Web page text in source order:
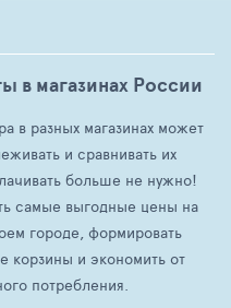
в магазинах России
в разных магазинах может
и сравнивать их
больше не нужно!
самые выгодные цены на
городе, формировать
корзины и экономить от
потребления.